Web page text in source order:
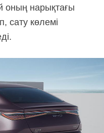
оның нарықтағы
сату көлемі